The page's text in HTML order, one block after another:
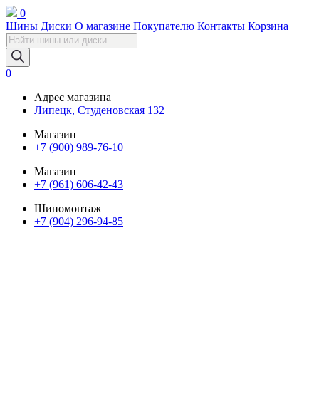
0
Шины Диски О магазине Покупателю Контакты Корзина
Поиск
товаров
0
Адрес магазина
Липецк, Студеновская 132
Магазин
+7 (900) 989-76-10
Магазин
+7 (961) 606-42-43
Шиномонтаж
+7 (904) 296-94-85